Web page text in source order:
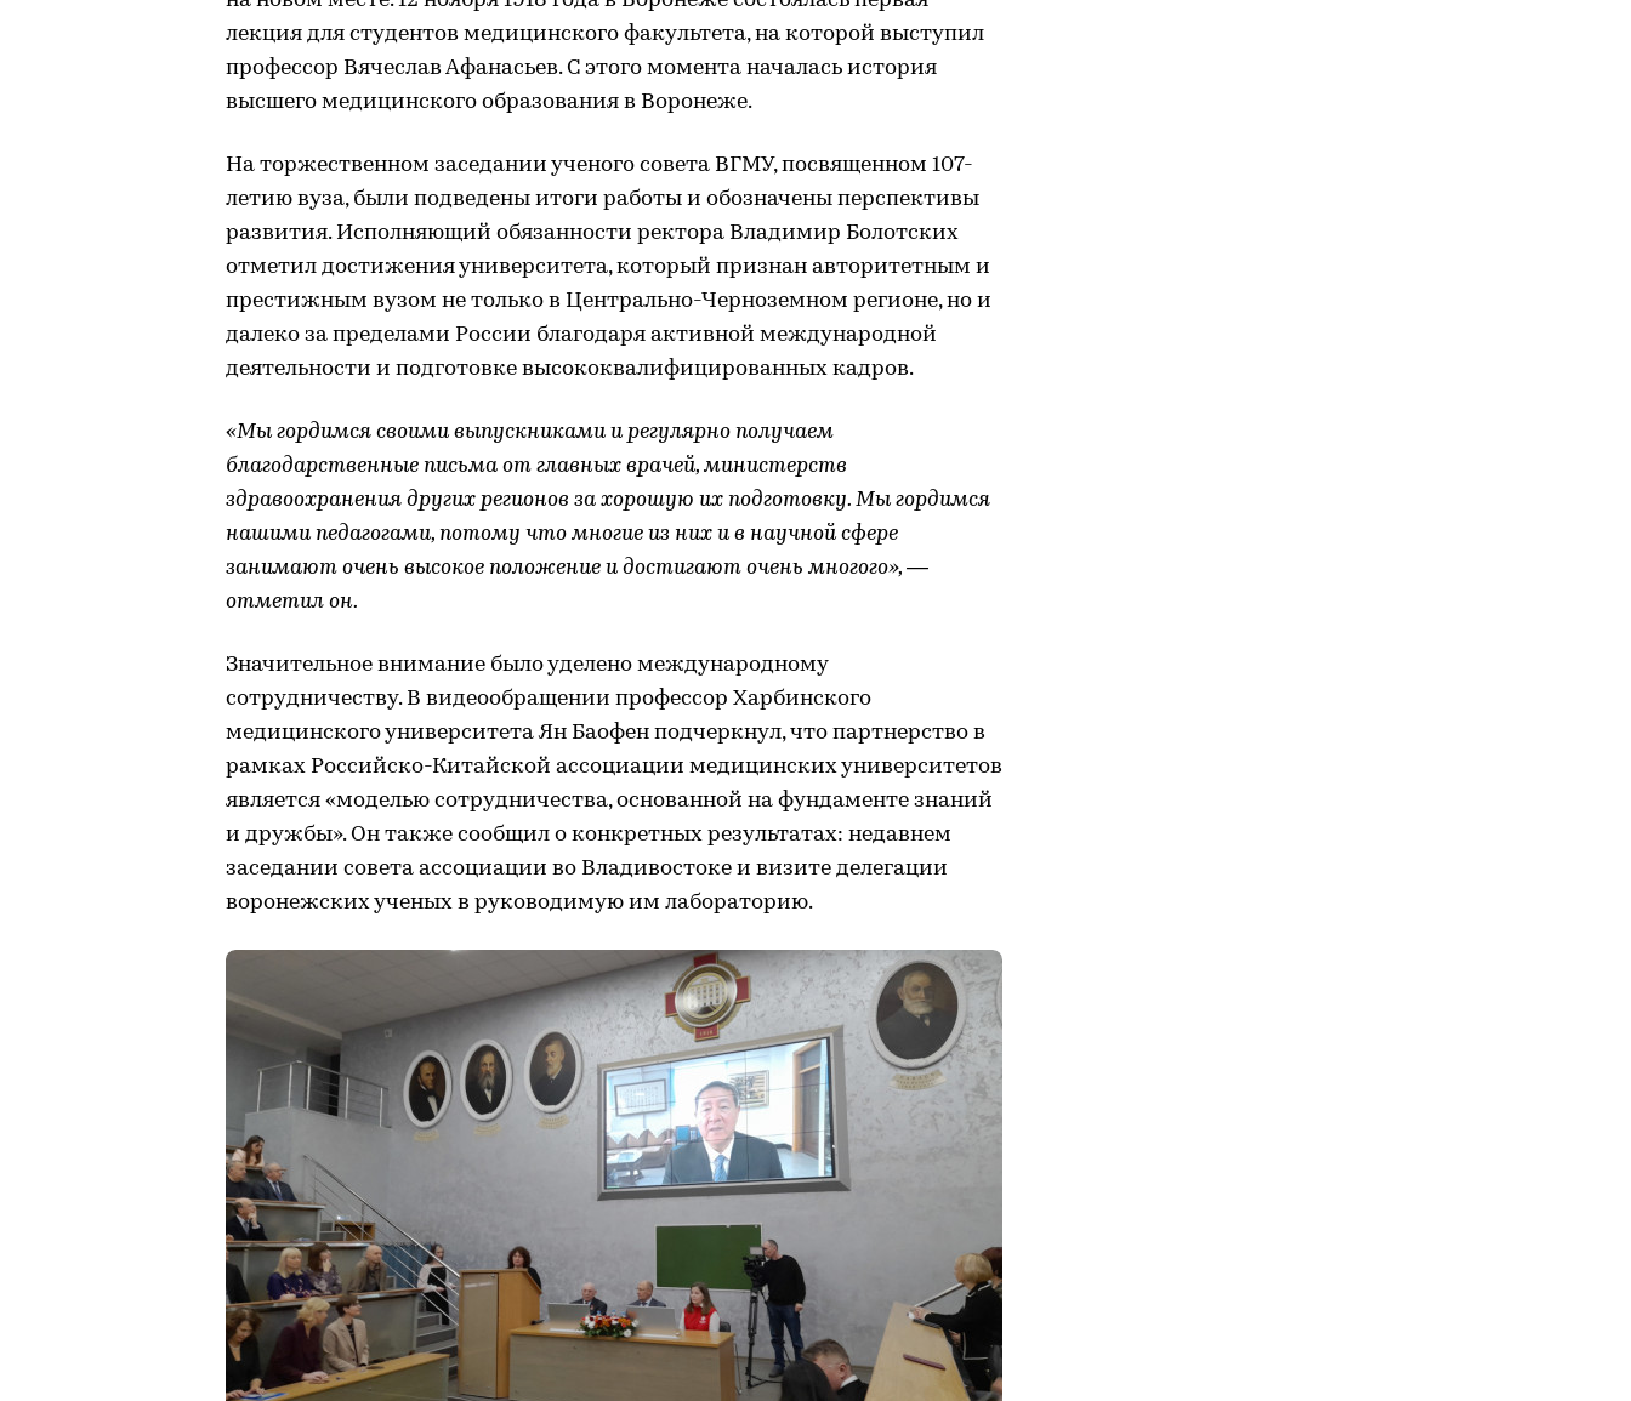
лекция для студентов медицинского факультета, на которой выступил
профессор Вячеслав Афанасьев. С этого момента началась история
высшего медицинского образования в Воронеже.
На торжественном заседании ученого совета ВГМУ, посвященном 107-
летию вуза, были подведены итоги работы и обозначены перспективы
развития. Исполняющий обязанности ректора Владимир Болотских
отметил достижения университета, который признан авторитетным и
престижным вузом не только в Центрально-Черноземном регионе, но и
далеко за пределами России благодаря активной международной
деятельности и подготовке высококвалифицированных кадров.
«Мы гордимся своими выпускниками и регулярно получаем
благодарственные письма от главных врачей, министерств
здравоохранения других регионов за хорошую их подготовку. Мы гордимся
нашими педагогами, потому что многие из них и в научной сфере
занимают очень высокое положение и достигают очень многого», —
отметил он.
Значительное внимание было уделено международному
сотрудничеству. В видеообращении профессор Харбинского
медицинского университета Ян Баофен подчеркнул, что партнерство в
рамках Российско-Китайской ассоциации медицинских университетов
является «моделью сотрудничества, основанной на фундаменте знаний
и дружбы». Он также сообщил о конкретных результатах: недавнем
заседании совета ассоциации во Владивостоке и визите делегации
воронежских ученых в руководимую им лабораторию.